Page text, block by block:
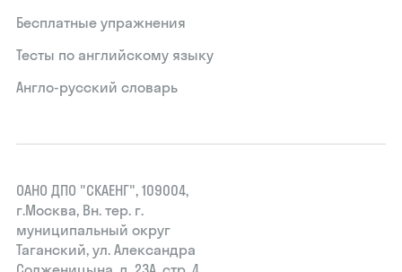
Бесплатные упражнения
Тесты по английскому языку
Англо-русский словарь
ОАНО ДПО "СКАЕНГ", 109004,
г.Москва, Вн. тер. г.
муниципальный округ
Таганский, ул. Александра